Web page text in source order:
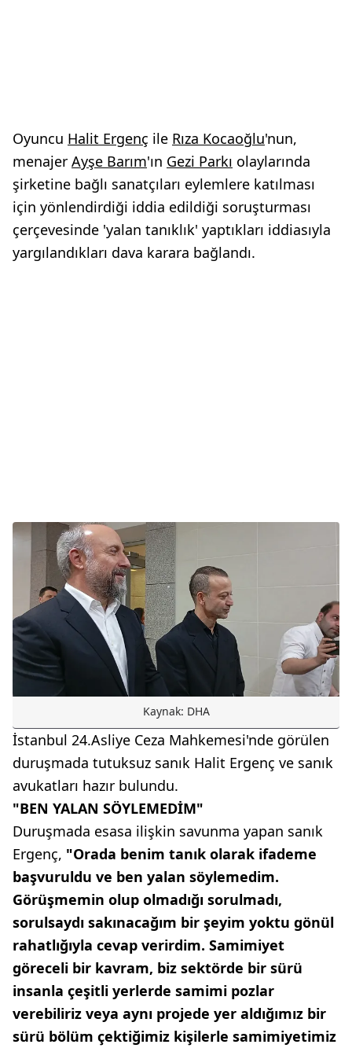
Oyuncu Halit Ergenç ile Rıza Kocaoğlu'nun,
menajer Ayşe Barım'ın Gezi Parkı olaylarında
şirketine bağlı sanatçıları eylemlere katılması
için yönlendirdiği iddia edildiği soruşturması
çerçevesinde 'yalan tanıklık' yaptıkları iddiasıyla
yargılandıkları dava karara bağlandı.
Kaynak: DHA
İstanbul 24.Asliye Ceza Mahkemesi'nde görülen
duruşmada tutuksuz sanık Halit Ergenç ve sanık
avukatları hazır bulundu.
"BEN YALAN SÖYLEMEDİM"
Duruşmada esasa ilişkin savunma yapan sanık
Ergenç, "Orada benim tanık olarak ifademe
başvuruldu ve ben yalan söylemedim.
Görüşmemin olup olmadığı sorulmadı,
sorulsaydı sakınacağım bir şeyim yoktu gönül
rahatlığıyla cevap verirdim. Samimiyet
göreceli bir kavram, biz sektörde bir sürü
insanla çeşitli yerlerde samimi pozlar
verebiliriz veya aynı projede yer aldığımız bir
sürü bölüm çektiğimiz kişilerle samimiyetimiz